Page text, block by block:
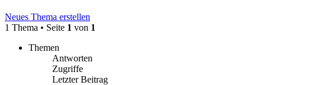
Neues Thema erstellen
1 Thema • Seite 1 von 1
Themen
Antworten
Zugriffe
Letzter Beitrag